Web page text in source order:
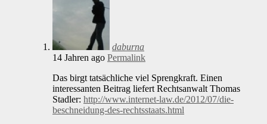
daburna
14 Jahren ago Permalink
Das birgt tatsächliche viel Sprengkraft. Einen
interessanten Beitrag liefert Rechtsanwalt Thomas
Stadler: http://www.internet-law.de/2012/07/die-
beschneidung-des-rechtsstaats.html